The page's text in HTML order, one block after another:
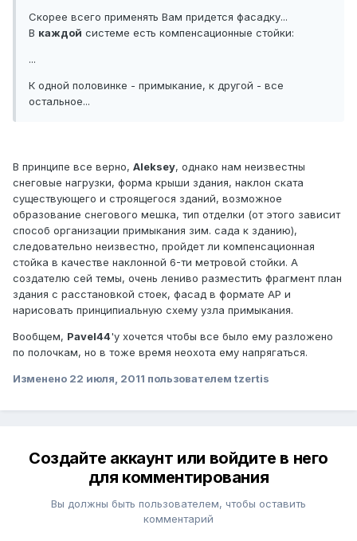
Скорее всего применять Вам придется фасадку...
В каждой системе есть компенсационные стойки:
...
К одной половинке - примыкание, к другой - все
остальное...
В принципе все верно, Aleksey, однако нам неизвестны
снеговые нагрузки, форма крыши здания, наклон ската
существующего и строящегося зданий, возможное
образование снегового мешка, тип отделки (от этого зависит
способ организации примыкания зим. сада к зданию),
следовательно неизвестно, пройдет ли компенсационная
стойка в качестве наклонной 6-ти метровой стойки. А
создателю сей темы, очень лениво разместить фрагмент план
здания с расстановкой стоек, фасад в формате АР и
нарисовать принципиальную схему узла примыкания.
Вообщем, Pavel44'у хочется чтобы все было ему разложено
по полочкам, но в тоже время неохота ему напрягаться.
Изменено 22 июля, 2011 пользователем tzertis
Создайте аккаунт или войдите в него
для комментирования
Вы должны быть пользователем, чтобы оставить
комментарий